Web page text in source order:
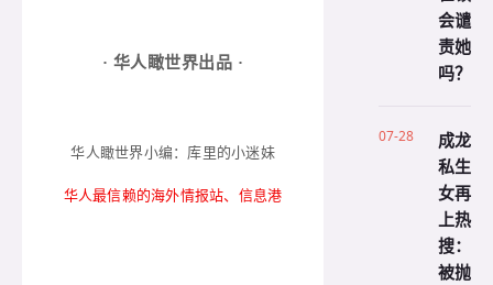
· 华人瞰世界出品 ·
华人瞰世界小编：库里的小迷妹
华人最信赖的海外情报站、信息港
会谴
责她
吗？
07-28
成龙
私生
女再
上热
搜：
被抛